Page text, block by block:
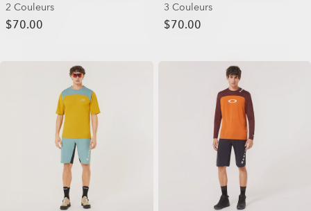
2 Couleurs
$70.00
3 Couleurs
$70.00